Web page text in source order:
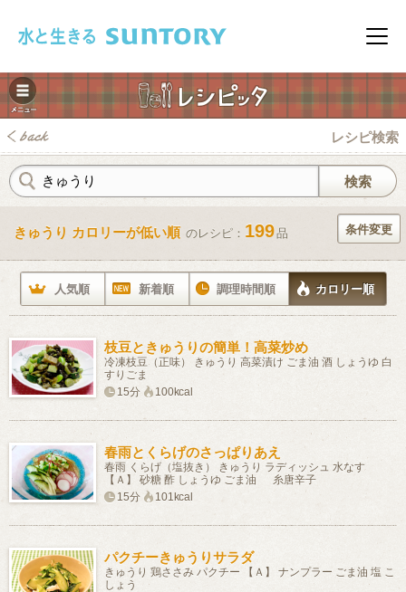
メニ
レシピ検索
きゅうり カロリーが低い順 のレシピ： 199品 条件変更
人気順 新着順 調理時間順 カロリー順
枝豆ときゅうりの簡単！高菜炒め
冷凍枝豆（正味） きゅうり 高菜漬け ごま油 酒 しょうゆ 白
すりごま
15分
100kcal
春雨とくらげのさっぱりあえ
春雨 くらげ（塩抜き） きゅうり ラディッシュ 水なす
【Ａ】 砂糖 酢 しょうゆ ごま油 糸唐辛子
15分
101kcal
パクチーきゅうりサラダ
きゅうり 鶏ささみ パクチー 【Ａ】 ナンプラー ごま油 塩 こ
しょう